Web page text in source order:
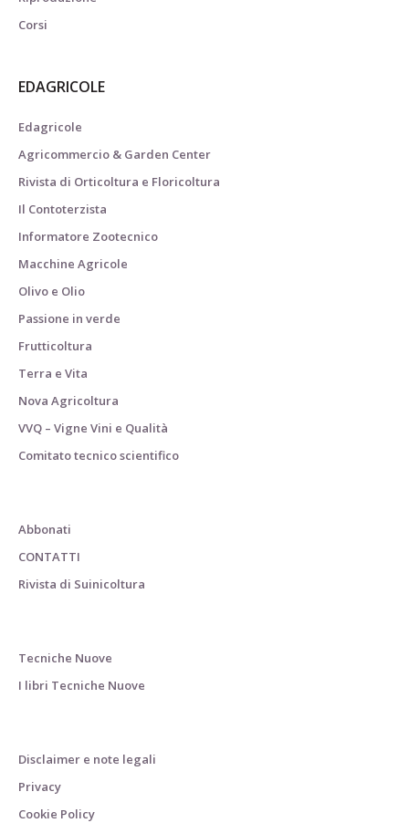
Corsi
EDAGRICOLE
Edagricole
Agricommercio & Garden Center
Rivista di Orticoltura e Floricoltura
Il Contoterzista
Informatore Zootecnico
Macchine Agricole
Olivo e Olio
Passione in verde
Frutticoltura
Terra e Vita
Nova Agricoltura
VVQ – Vigne Vini e Qualità
Comitato tecnico scientifico
Abbonati
CONTATTI
Rivista di Suinicoltura
Tecniche Nuove
I libri Tecniche Nuove
Disclaimer e note legali
Privacy
Cookie Policy